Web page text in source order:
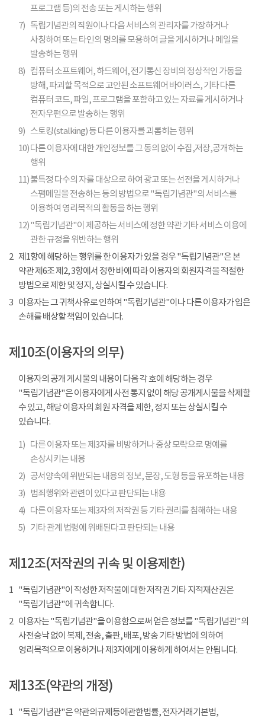
프로그램 등)의 전송 또는 게시하는 행위
7) 독립기념관의 직원이나 다음 서비스의 관리자를 가장하거나
사칭하여 또는 타인의 명의를 모용하여 글을 게시하거나 메일을
발송하는 행위
8) 컴퓨터 소프트웨어, 하드웨어, 전기통신 장비의 정상적인 가동을
방해, 파괴할 목적으로 고안된 소프트웨어 바이러스, 기타 다른
컴퓨터 코드, 파일, 프로그램을 포함하고 있는 자료를 게시하거나
전자우편으로 발송하는 행위
9) 스토킹(stalking) 등 다른 이용자를 괴롭히는 행위
10)다른 이용자에 대한 개인정보를 그 동의 없이 수집,저장,공개하는
행위
11)불특정 다수의 자를 대상으로 하여 광고 또는 선전을 게시하거나
스팸메일을 전송하는 등의 방법으로 "독립기념관"의 서비스를
이용하여 영리목적의 활동을 하는 행위
12)"독립기념관"이 제공하는 서비스에 정한 약관 기타 서비스 이용에
관한 규정을 위반하는 행위
2 제1항에 해당하는 행위를 한 이용자가 있을 경우 "독립기념관"은 본
약관 제6조 제2, 3항에서 정한 바에 따라 이용자의 회원자격을 적절한
방법으로 제한 및 정지, 상실시킬 수 있습니다.
3 이용자는 그 귀책사유로 인하여 "독립기념관"이나 다른 이용자가 입은
손해를 배상할 책임이 있습니다.
제10조(이용자의 의무)
이용자의 공개 게시물의 내용이 다음 각 호에 해당하는 경우
"독립기념관"은 이용자에게 사전 통지 없이 해당 공개게시물을 삭제할
수 있고, 해당 이용자의 회원 자격을 제한, 정지 또는 상실시킬 수
있습니다.
1) 다른 이용자 또는 제3자를 비방하거나 중상 모략으로 명예를
손상시키는 내용
2) 공서양속에 위반되는 내용의 정보, 문장, 도형 등을 유포하는 내용
3)
범죄행위와 관련이 있다고 판단되는 내용
4) 다른 이용자 또는 제3자의 저작권 등 기타 권리를 침해하는 내용
5) 기타 관계 법령에 위배된다고 판단되는 내용
제12조(저작권의 귀속 및 이용제한)
1 "독립기념관"이 작성한 저작물에 대한 저작권 기타 지적재산권은
"독립기념관"에 귀속합니다.
2 이용자는 "독립기념관"을 이용함으로써 얻은 정보를 "독립기념관"의
사전승낙 없이 복제, 전송, 출판, 배포, 방송 기타 방법에 의하여
영리목적으로 이용하거나 제3자에게 이용하게 하여서는 안됩니다.
제13조(약관의 개정)
1 "독립기념관"은 약관의규제등에관한법률, 전자거래기본법,